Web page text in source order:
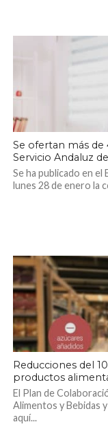
Se ofertan más de
Servicio Andaluz
Se ha publicado en el
lunes 28 de enero la
Reducciones del
productos
El Plan de
Alimentos y Bebidas
aquí...